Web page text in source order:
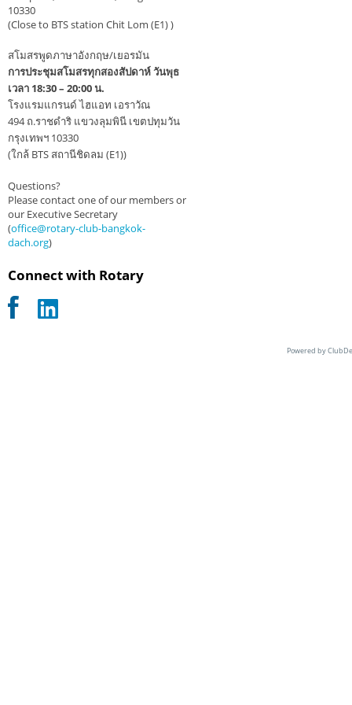
10330
(Close to BTS station Chit Lom (E1) )
สโมสรพูดภาษาอังกฤษ/เยอรมัน
การประชุมสโมสรทุกสองสัปดาห์ วันพุธ
เวลา 18:30 – 20:00 น.
โรงแรมแกรนด์ ไฮแอท เอราวัณ
494 ถ.ราชดำริ แขวงลุมพินี เขตปทุมวัน
กรุงเทพฯ 10330
(ใกล้ BTS สถานีชิดลม (E1))
Questions?
Please contact one of our members or
our Executive Secretary
(office@rotary-club-bangkok-
dach.org)
Connect with Rotary
Powered by